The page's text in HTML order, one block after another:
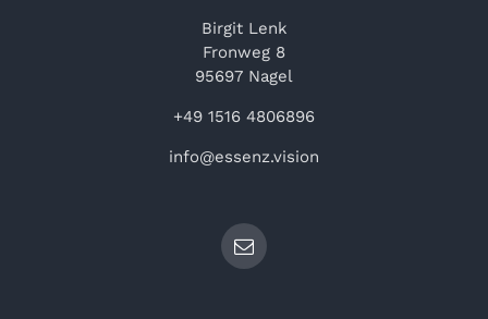
Birgit Lenk
Fronweg 8
95697 Nagel
+49 1516 4806896
info@essenz.vision